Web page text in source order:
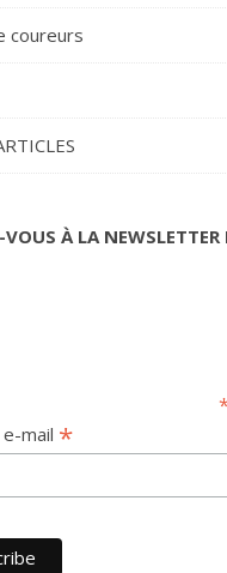
coureurs
À LA NEWSLETTER
mail *